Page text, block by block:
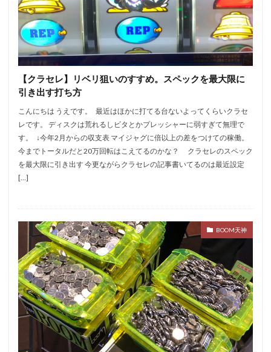
【クラセレ】リベリ狙いのすすめ。スペックを最大限に
引き出す打ち方
こんにちは うえです。 最近はほかに打てる台ないよってくらいクラセ
レです。 ディスクは荒れるしビタとかプレッシャーに弱すぎて無理で
す。 ↓今年2月からの収支表 マイジャグに倍以上の差をつけての稼働。
今までトータルだと20万回転はこえてるのかな？ クラセレのスペック
を最大限に引き出す 今更ながらクラセレの記事書いてるのは最近設定
[…]
BOOM天神